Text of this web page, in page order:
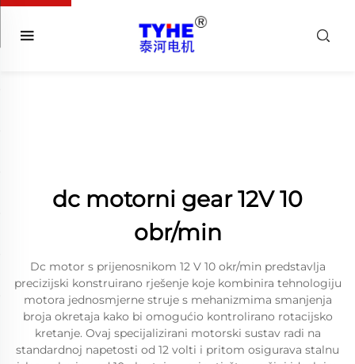
dc motorni gear 12V 10
obr/min
Dc motor s prijenosnikom 12 V 10 okr/min predstavlja
precizijski konstruirano rješenje koje kombinira tehnologiju
motora jednosmjerne struje s mehanizmima smanjenja
broja okretaja kako bi omogućio kontrolirano rotacijsko
kretanje. Ovaj specijalizirani motorski sustav radi na
standardnoj napetosti od 12 volti i pritom osigurava stalnu